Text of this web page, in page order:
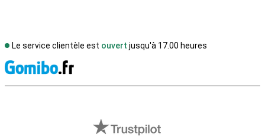
Le service clientèle est ouvert jusqu'à 17.00 heures